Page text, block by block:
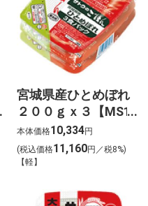
宮城県産ひとめぼれ
２００ｇｘ３【MS11
web用】
本体価格10,334円
(税込価格11,160円／税8%)
【軽】